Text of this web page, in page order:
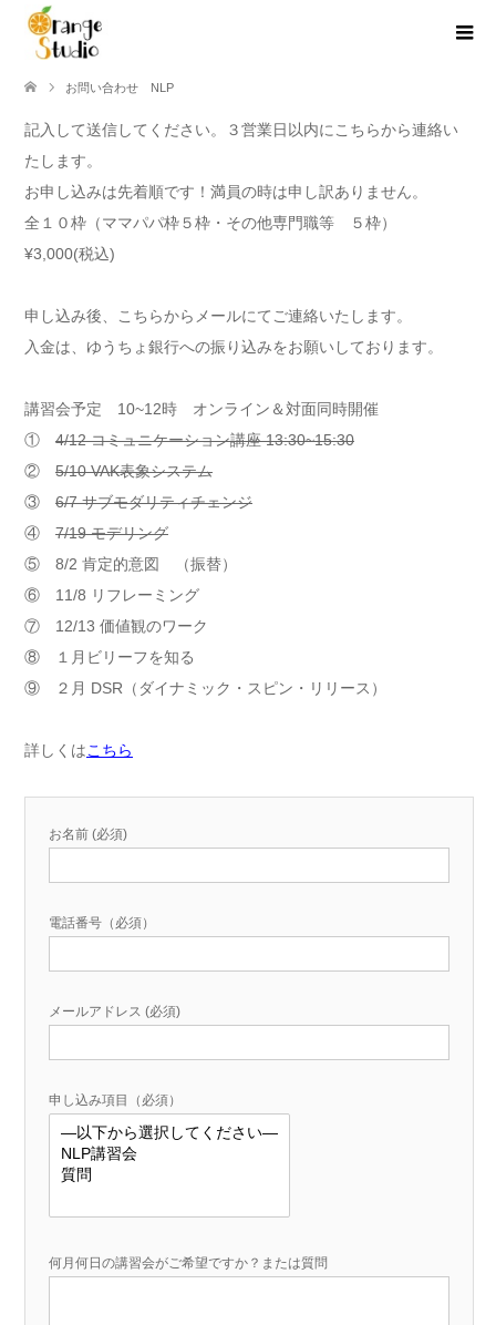
お問い合わせ NLP
記入して送信してください。３営業日以内にこちらから連絡い
たします。
お申し込みは先着順です！満員の時は申し訳ありません。
全１０枠（ママパパ枠５枠・その他専門職等 ５枠）
¥3,000(税込)
申し込み後、こちらからメールにてご連絡いたします。
入金は、ゆうちょ銀行への振り込みをお願いしております。
講習会予定 10~12時 オンライン＆対面同時開催
① 4/12 コミュニケーション講座 13:30~15:30
② 5/10 VAK表象システム
③ 6/7 サブモダリティチェンジ
④ 7/19 モデリング
⑤ 8/2 肯定的意図 （振替）
⑥ 11/8 リフレーミング
⑦ 12/13 価値観のワーク
⑧ １月ビリーフを知る
⑨ ２月 DSR（ダイナミック・スピン・リリース）
詳しくはこちら
お名前 (必須)
電話番号（必須）
メールアドレス (必須)
申し込み項目（必須）
何月何日の講習会がご希望ですか？または質問